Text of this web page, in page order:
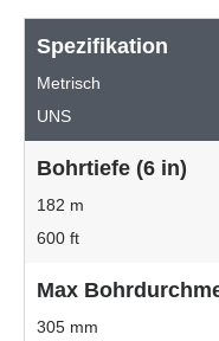
Spezifikation
Metrisch
UNS
Bohrtiefe (6 in)
182 m
600 ft
Max
305 mm